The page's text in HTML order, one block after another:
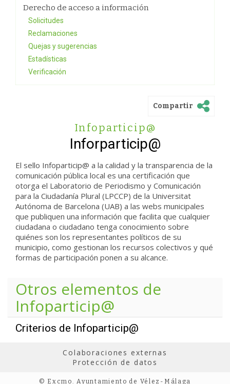
Derecho de acceso a información
Solicitudes
Reclamaciones
Quejas y sugerencias
Estadísticas
Verificación
Compartir
Infoparticip@
Inforparticip@
El sello Infoparticip@ a la calidad y la transparencia de la
comunicación pública local es una certificación que
otorga el Laboratorio de Periodismo y Comunicación
para la Ciudadanía Plural (LPCCP) de la Universitat
Autónoma de Barcelona (UAB) a las webs municipales
que publiquen una información que facilita que cualquier
ciudadana o ciudadano tenga conocimiento sobre
quiénes son los representantes políticos de su
municipio, como gestionan los recursos colectivos y qué
formas de participación ponen a su alcance.
Otros elementos de
Infoparticip@
Criterios de Infoparticip@
Colaboraciones externas
Protección de datos
© Excmo. Ayuntamiento de Vélez-Málaga